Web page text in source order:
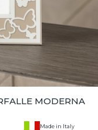
MODERNA
Made in Italy